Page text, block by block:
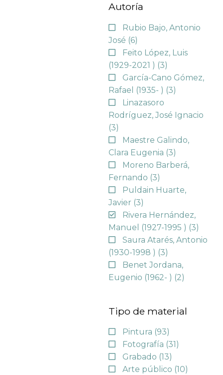
Autoría
Rubio Bajo, Antonio
José (6)
Feito López, Luis
(1929-2021 ) (3)
García-Cano Gómez,
Rafael (1935- ) (3)
Linazasoro
Rodríguez, José Ignacio
(3)
Maestre Galindo,
Clara Eugenia (3)
Moreno Barberá,
Fernando (3)
Puldain Huarte,
Javier (3)
Rivera Hernández,
Manuel (1927-1995 ) (3)
Saura Atarés, Antonio
(1930-1998 ) (3)
Benet Jordana,
Eugenio (1962- ) (2)
Tipo de material
Pintura (93)
Fotografía (31)
Grabado (13)
Arte público (10)